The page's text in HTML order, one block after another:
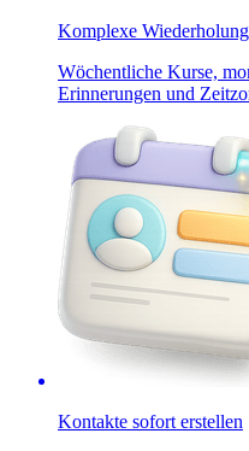
Komplexe
Wöchentliche Kurse,
Erinnerungen und
Kontakte sofort erstellen